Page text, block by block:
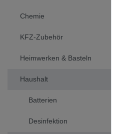
Chemie
KFZ-Zubehör
Heimwerken & Basteln
Haushalt
Batterien
Desinfektion